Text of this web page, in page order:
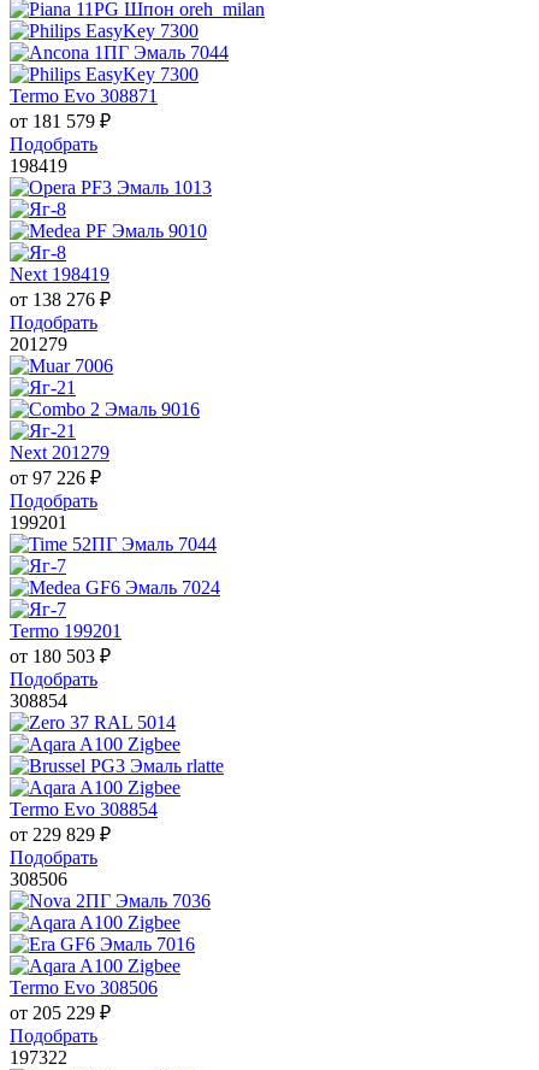
Termo Evo 308871
от 181 579 ₽
Подобрать
198419
Next 198419
от 138 276 ₽
Подобрать
201279
Next 201279
от 97 226 ₽
Подобрать
199201
Termo 199201
от 180 503 ₽
Подобрать
308854
Termo Evo 308854
от 229 829 ₽
Подобрать
308506
Termo Evo 308506
от 205 229 ₽
Подобрать
197322